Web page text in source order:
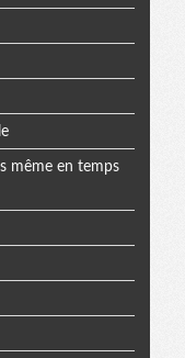
même en temps